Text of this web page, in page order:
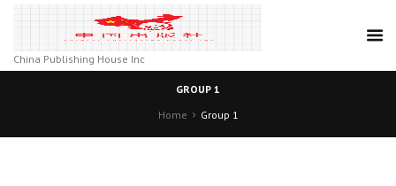
China Publishing House Inc
GROUP 1
Home
Group 1